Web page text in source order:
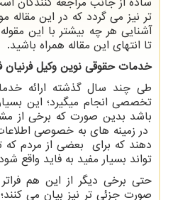
تر نیز می گردد که در این مقاله
آشنایی هر چه بیشتر با این
تا انتهای این مقاله همراه باشید.
خدمات حقوقی نوین وکیل فرنیان
طی چند سال گذشته ارائه
تخصصی انجام میگیرد؛ این
باشد بدین صورت که برخی از
در زمینه های به خصوصی
دهند که برای بعضی از مردم که
تواند بسیار مفید به فاید واقع
حتی برخی دیگر از این هم
صورت جزئی تر نیز بیان می کنند؛